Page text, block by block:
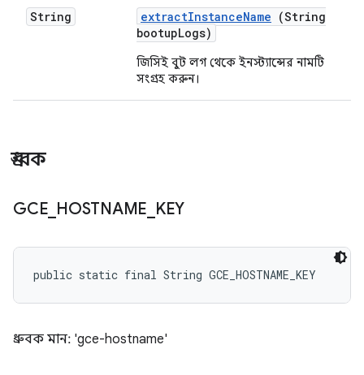
String extractInstanceName (String
bootupLogs)
জিসিই বুট লগ থেকে ইনস্ট্যান্সের নামটি
সংগ্রহ করুন।
ধ্রুবক
GCE HOSTNAME KEY
public static final String GCE_HOSTNAME_KEY
ধ্রুবক মান: 'gce-hostname'